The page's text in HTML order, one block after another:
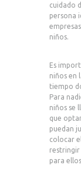
cuidado
persona
niños.
Es
niños en
tiempo
Para
niños se
que
puedan
colocar
restringir
para